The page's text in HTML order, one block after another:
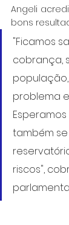
Angeli
bons
"Ficamos
cobrança,
problema
também
riscos",